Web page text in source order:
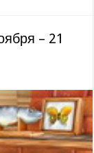
– 21